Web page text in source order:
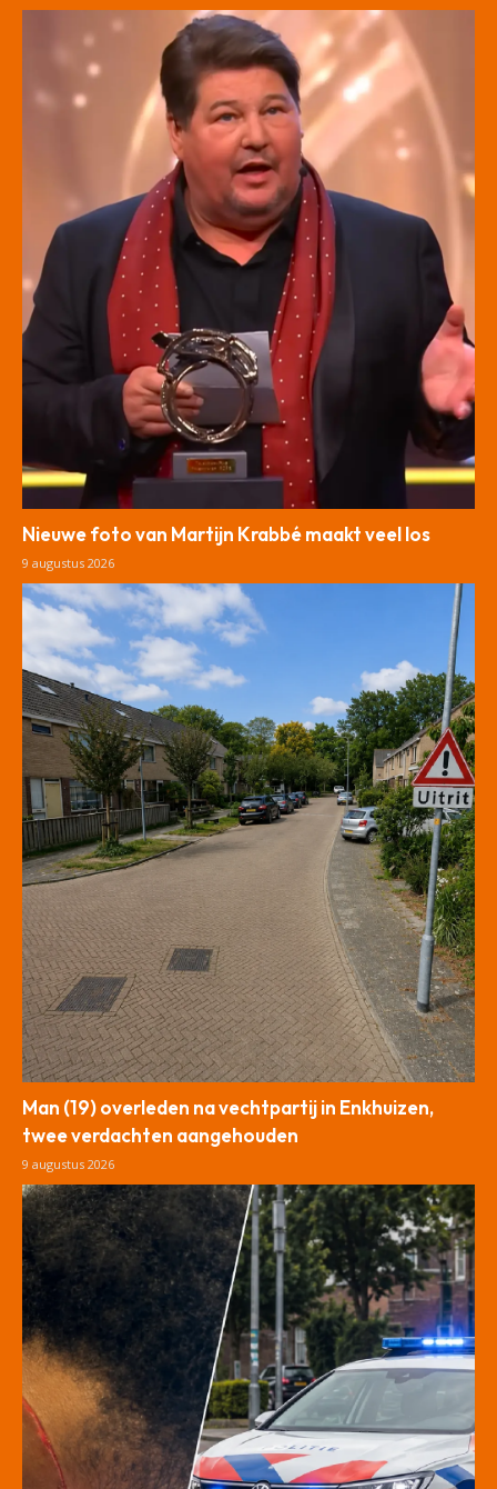
Nieuwe foto van Martijn Krabbé maakt veel los
9 augustus 2026
Man (19) overleden na vechtpartij in Enkhuizen,
twee verdachten aangehouden
9 augustus 2026